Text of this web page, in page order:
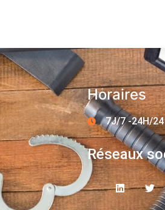
Horaires
7J/7 -24H/24
Réseaux